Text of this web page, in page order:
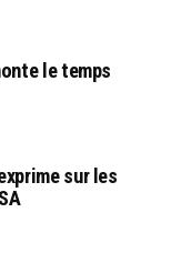
le temps
sur les